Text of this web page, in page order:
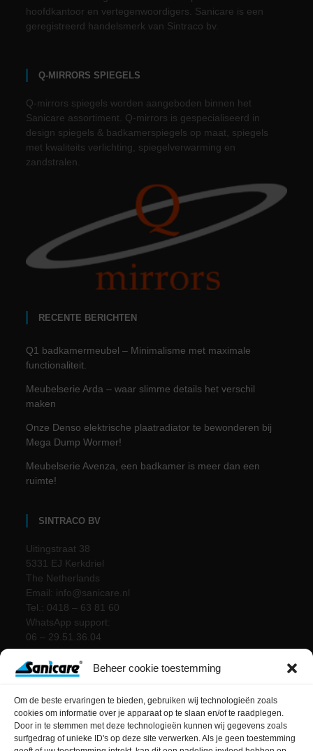
Beheer cookie toestemming
Om de beste ervaringen te bieden, gebruiken wij technologieën zoals
cookies om informatie over je apparaat op te slaan en/of te raadplegen.
Door in te stemmen met deze technologieën kunnen wij gegevens zoals
surfgedrag of unieke ID's op deze site verwerken. Als je geen toestemming
hoofdkantoor en vertegenwoordigers. Sanicare is een
geregistreerd handelsmerk van Sintraco bv.
Q-MIRRORS SPIEGELS
Q-mirrors spiegels worden aangeboden binnen het
Sanicare assortiment. Q-mirrors is gespecialiseerd in
design spiegels & badkamerspiegels op maat, spiegels
met kwaliteits verlichting, spiegelverwarming en
zandstralen.
RECENTE BERICHTEN
Q1 badkamermeubel – Minimalisme met maximale
functionaliteit.
Meubelserie Arda – waar slimme details het verschil
maken
Onze Denso elektrische plaatradiator te bewonderen bij
Mega Dump Wormer!
Meubelserie Avenza, een badkamer is meer dan een
ruimte!
SINTRACO BV
Uitingstraat 38
5331 EJ Kerkdriel
The Netherlands
Email: info@sanicare.nl
Tel.: 0418 – 63 81 60
WhatsApp support:
06 – 29.51.36.04